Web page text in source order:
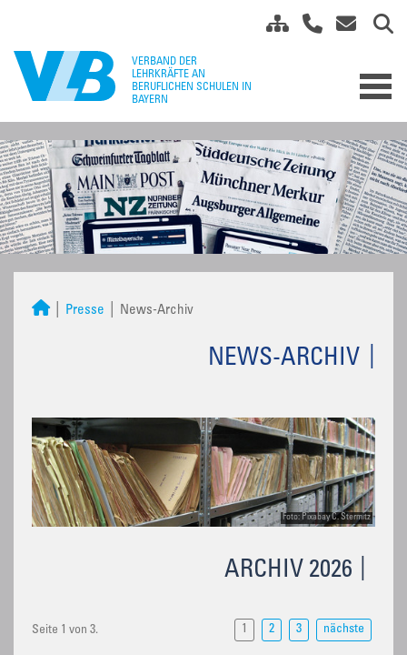
Presse News-Archiv
NEWS-ARCHIV
Foto: Pixabay C. Stermitz
ARCHIV 2026
Seite 1 von 3. 1 2 3 nächste